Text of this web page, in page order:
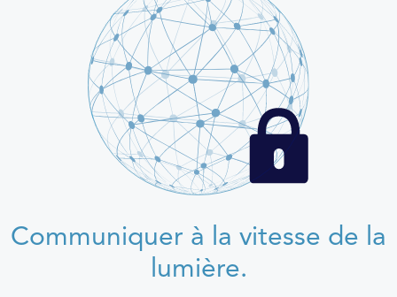
Communiquer à la vitesse de la
lumière.